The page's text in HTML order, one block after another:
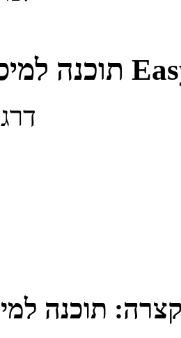
תוכנה